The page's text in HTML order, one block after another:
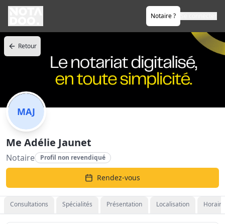
Notaire ?
Retour
MAJ
Me Adélie Jaunet
Notaire Profil non revendiqué
Rendez-vous
Consultations Spécialités Présentation Localisation